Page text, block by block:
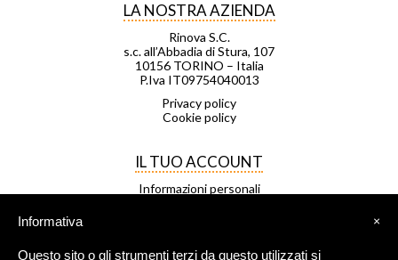
LA NOSTRA AZIENDA
Rinova S.C.
s.c. all’Abbadia di Stura, 107
10156 TORINO – Italia
P.Iva IT09754040013
Privacy policy
Cookie policy
IL TUO ACCOUNT
Informazioni personali
×
Informativa
Questo sito o gli strumenti terzi da questo utilizzati si